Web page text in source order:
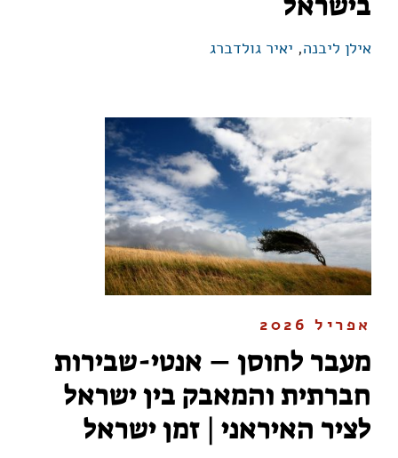
אילן ליבנה, יאיר גולדברג
אפריל 2026
מעבר לחוסן – אנטי-שבירות
חברתית והמאבק בין ישראל
לציר האיראני | זמן ישראל